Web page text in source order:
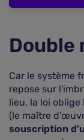
Double
Car le système
repose sur
lieu, la loi
(le maître
souscription